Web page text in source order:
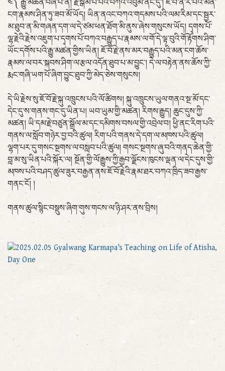
༤༽ རྒྱུ་མཚན་བཞི་པ་ནི། རྗེ་སྒམ་པོ་པའི་བཀའ་འབུམ་ནང་དུ་། ཇོ་བོ་ན་རོ་པའི་མན་
ངག་རྣམས་ཤིན་ཏུ་ཟབ་མོ་ཡོད། ཡིན་ནའང་བཀའ་གདམས་པའི་ལམ་རིམ་དང་སྦྱར་
མ་ཐུབ་ན་མི་གཞན་དག་ལ་དེ་ཙམ་ཕན་ཐོག་མི་ནུས་ཞེས་གསུངས་ཡོད། དྭགས་པོ་
ལྷ་རྗེའི་རྗེས་འཇུག་པ་དྭགས་པོ་བཀའ་བརྒྱུད་པ་རྣམས་ལ་གོ་དེ་ལྟ་བུའི་གོ་རྟོགས་ཤིག་
ཡོང་དགོས་པའི་རྒྱུ་མཚན་གྱིས་ཡིན། ཇོ་བོ་རྗེ་ནས་མར་བརྒྱུད་པའི་མན་ངག་ཆོས་
རྣམས་ལ་བར་སྐབས་ཤིག་ལ་རྩལ་འདོན་ཐུབ་པ་མ་བྱུང་། དེ་ལ་བརྟེན་ནས་ཆོས་ཀྱི་
རྨང་གཞི་ཡག་པོ་ཞིག་བྱུང་ཐུབ་ཀྱི་མེད་ཅེས་གསུངས།
དེ་ཡི་རྗེས་སུ་ཇོ་བོ་རྗེ་སྐུ་འཁྲུངས་པའི་ལོ་ཚིགས། སྐུ་འཁྲུངས་ཡུལ་གནའ་སྔ་མོ་དང་
དེང་དུ་ས་གནས་གང་དུ་ཡིན་པ། ཡབ་ཡུམ་གྱི་མཚན། རིགས་རྒྱུད། ཆུང་དུས་ཀྱི་
མཚན། ཡི་དམ་རྗེ་བཙུན་སྒྲོལ་མ་དང་དམིགས་བསལ་གྱི་འབྲེལ་བ། ཕྱི་ནང་རིག་པའི་
གནས་ལ་སློབ་གཉེར་བྱ་བའི་ཚུལ། རིག་པའི་གནས་དེ་དག་ལ་མཁས་པའི་ཚུལ།
ལྷག་པར་དུ་གསང་སྔགས་ལ་བསླབ་པའི་ཚུལ། གསང་སྔགས་ཞུ་བའི་གནད་ཆེན་གྱི་
བླ་མ་སུ་ཡིན་པའི་སྐོར་ལ། སྔོན་གྱི་ལོ་རྒྱུས་ཀྱི་རྒྱབ་ལྗོངས་ཁུངས་ལྡན་ལ་དེང་དུས་གྱི་
མཁས་པའི་བཤད་ཚུལ་ཟུར་བརྒྱན་ནས་ཇོ་བོ་རྗེའི་རྣམ་ཐར་བཀའ་ཁྲིད་ཟབ་རྒྱས་
གནང་ངོ། །
གནས་ཚུལ་སྙིང་བསྡུས་ཞིག་གུས་གངས་ལ་ཉི་ཤར་ནས་བྲིས།